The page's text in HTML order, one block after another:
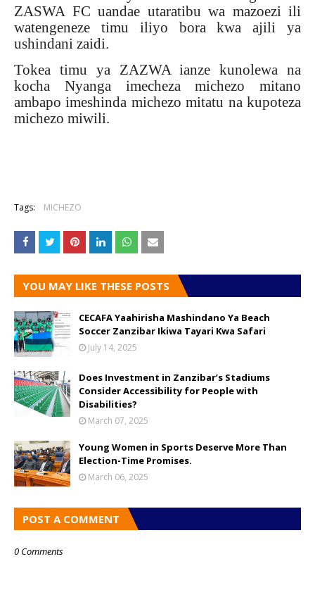
ZASWA FC uandae utaratibu wa mazoezi ili
watengeneze timu iliyo bora kwa ajili ya
ushindani zaidi.
Tokea timu ya ZAZWA ianze kunolewa na
kocha Nyanga imecheza michezo mitano
ambapo imeshinda michezo mitatu na kupoteza
michezo miwili.
Tags: MICHEZO
YOU MAY LIKE THESE POSTS
CECAFA Yaahirisha Mashindano Ya Beach
Soccer Zanzibar Ikiwa Tayari Kwa Safari
July 14, 2025
Does Investment in Zanzibar’s Stadiums
Consider Accessibility for People with
Disabilities?
March 07, 2025
Young Women in Sports Deserve More Than
Election-Time Promises.
March 06, 2025
POST A COMMENT
0 Comments